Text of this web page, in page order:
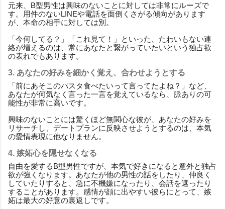
元来、B型男性は興味のないことに対しては非常にルーズで
す。用件のないLINEや電話を面倒くさがる傾向があります
が、本命の相手に対しては別。
「今何してる？」「これ見て！」といった、たわいもない連
絡が増えるのは、常にあなたと繋がっていたいという独占欲
の表れでもあります。
3. あなたの好みを細かく覚え、合わせようとする
「前にあそこのパスタ食べたいって言ってたよね？」など、
あなたが何気なく言った一言を覚えているなら、脈ありの可
能性が非常に高いです。
興味のないことには驚くほど無関心な彼が、あなたの好みを
リサーチし、デートプランに反映させようとするのは、本気
の愛情表現に他なりません。
4. 嫉妬心を隠せなくなる
自由を愛するB型男性ですが、本気で好きになると意外と独占
欲が強くなります。あなたが他の男性の話をしたり、仲良く
していたりすると、急に不機嫌になったり、会話を遮ったり
することがあります。感情が顔に出やすい彼らにとって、嫉
妬は最大の好意の裏返しです。